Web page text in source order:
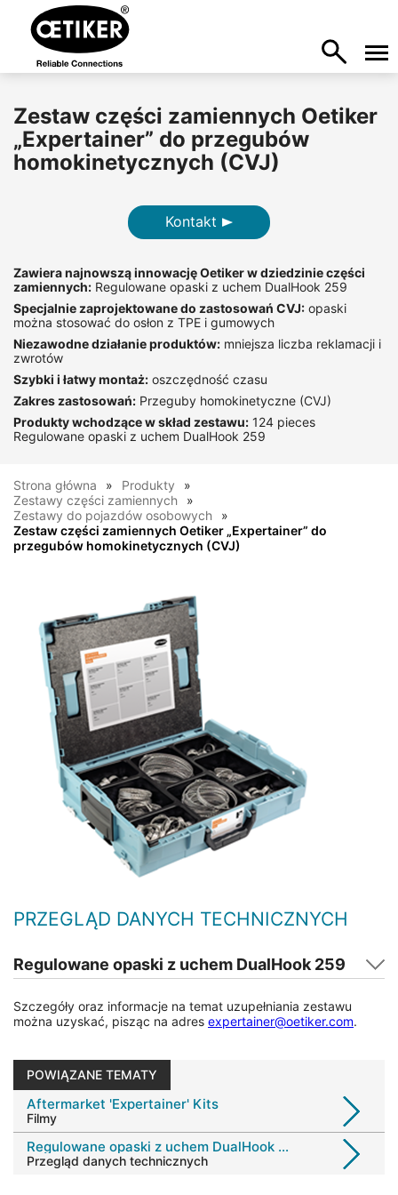
Zestaw części zamiennych Oetiker
„Expertainer” do przegubów
homokinetycznych (CVJ)
Kontakt
Zawiera najnowszą innowację Oetiker w dziedzinie części
zamiennych: Regulowane opaski z uchem DualHook 259
Specjalnie zaprojektowane do zastosowań CVJ: opaski
można stosować do osłon z TPE i gumowych
Niezawodne działanie produktów: mniejsza liczba reklamacji i
zwrotów
Szybki i łatwy montaż: oszczędność czasu
Zakres zastosowań: Przeguby homokinetyczne (CVJ)
Produkty wchodzące w skład zestawu: 124 pieces
Regulowane opaski z uchem DualHook 259
Strona główna
Produkty
Zestawy części zamiennych
Zestawy do pojazdów osobowych
Zestaw części zamiennych Oetiker „Expertainer” do
przegubów homokinetycznych (CVJ)
PRZEGLĄD DANYCH TECHNICZNYCH
Regulowane opaski z uchem DualHook 259
Szczegóły oraz informacje na temat uzupełniania zestawu
można uzyskać, pisząc na adres expertainer@oetiker.com.
POWIĄZANE TEMATY
Aftermarket 'Expertainer' Kits
Filmy
Regulowane opaski z uchem DualHook 259
Przegląd danych technicznych